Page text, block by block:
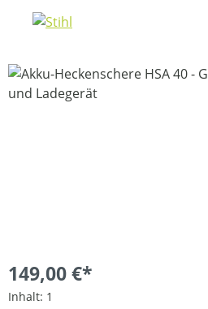
Bildergalerie überspringen
149,00 €*
Inhalt: 1